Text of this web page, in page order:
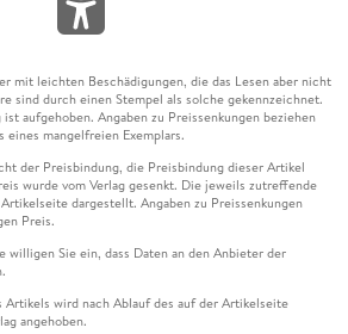
mit leichten Beschädigungen, die das Lesen aber nicht
sind durch einen Stempel als solche gekennzeichnet.
aufgehoben. Angaben zu Preissenkungen beziehen
mangelfreien Exemplars.
der Preisbindung, die Preisbindung dieser Artikel
wurde vom Verlag gesenkt. Die jeweils zutreffende
dargestellt. Angaben zu Preissenkungen
Preis.
willigen Sie ein, dass Daten an den Anbieter der
Artikels wird nach Ablauf des auf der Artikelseite
angehoben.